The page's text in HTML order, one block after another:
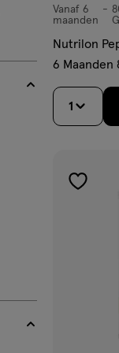
Vanaf
maanden,
poeder
Vanaf 6
maanden
Nutrilon
6 Maanden
1